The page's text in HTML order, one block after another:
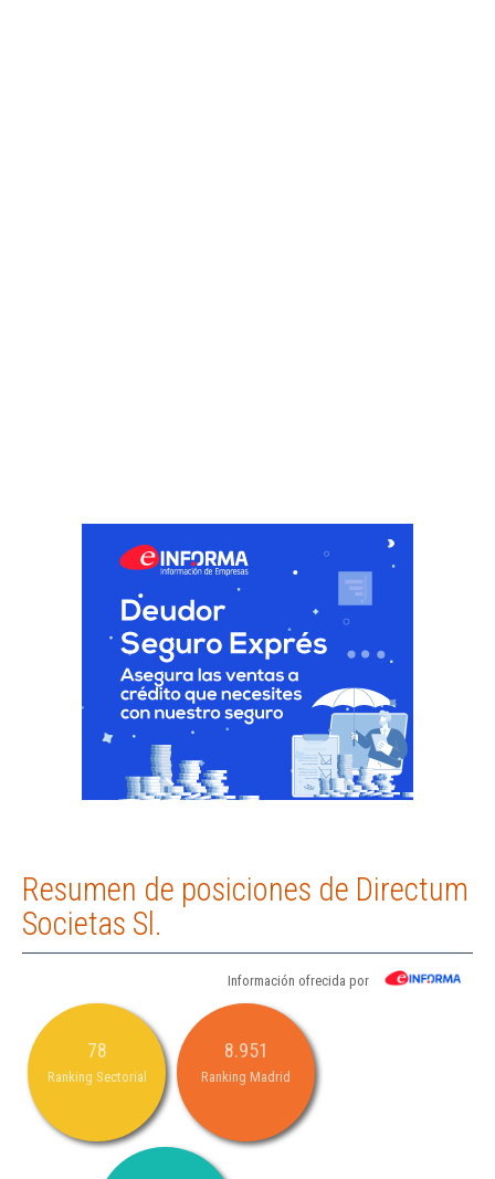
Resumen de posiciones de Directum
Societas Sl.
Información ofrecida por
78
Ranking Sectorial
8.951
Ranking Madrid